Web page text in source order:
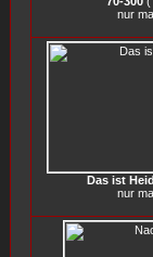
nur
Das ist
nur